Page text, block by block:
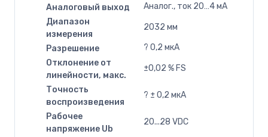
Аналоговый выход
Аналог., ток 20…4 мA
Диапазон
измерения
2032 мм
Разрешение
? 0,2 мкА
Отклонение от
линейности, макс.
±0,02 % FS
Точность
воспроизведения
? ± 0,2 мкA
Рабочее
напряжение Ub
20...28 VDC